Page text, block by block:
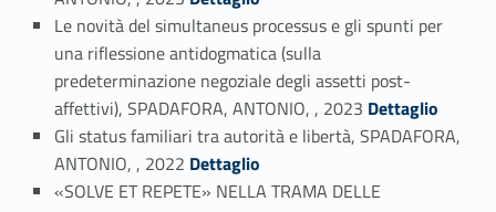
Le novità del simultaneus processus e gli spunti per
una riflessione antidogmatica (sulla
predeterminazione negoziale degli assetti post-
affettivi), SPADAFORA, ANTONIO, , 2023 Link identifier #identifier_person_168607-5Dettaglio
Gli status familiari tra autorità e libertà, SPADAFORA,
ANTONIO, , 2022 Link identifier #identifier_person_149301-6Dettaglio
«SOLVE ET REPETE» NELLA TRAMA DELLE